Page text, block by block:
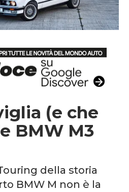
(e che
BMW M3
della storia
BMW M non è la